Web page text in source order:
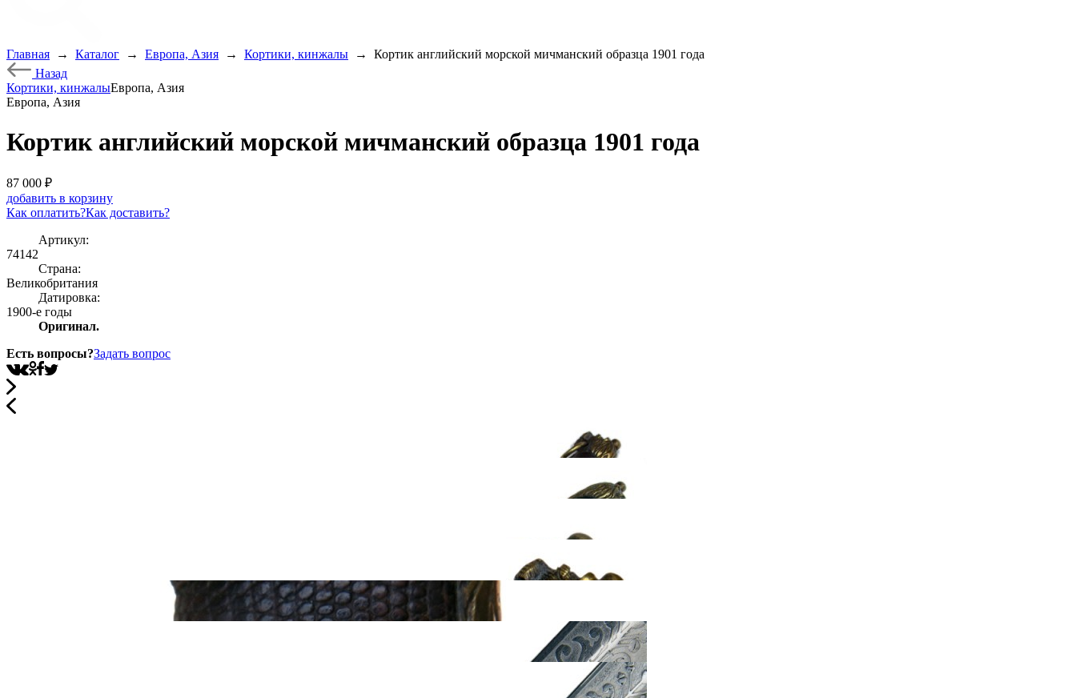
Главная → Каталог → Европа, Азия → Кортики, кинжалы →
Кортик английский морской мичманский образца 1901 года
Назад
Кортики, кинжалыЕвропа, Азия
Европа, Азия
Кортик английский морской мичманский образца 1901 года
87 000 ₽
добавить в корзину
Как оплатить?Как доставить?
Артикул:
74142
Страна:
Великобритания
Датировка:
1900-е годы
Оригинал.
Есть вопросы?Задать вопрос